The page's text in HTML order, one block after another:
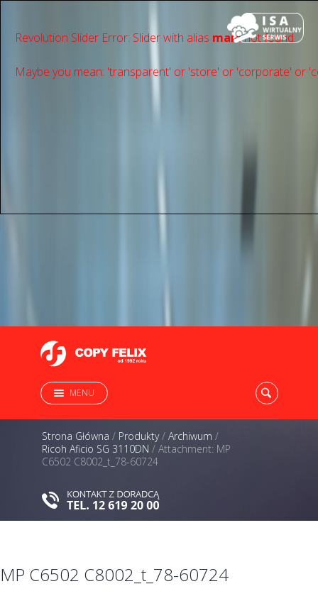
Revolution Slider Error: Slider with alias mainnot found.
Maybe you mean: 'transparent' or 'store' or 'сorporate' or
MENU
Strona Główna / Produkty/ Archiwum /
Ricoh Aficio SG 3110DN / Attachment: MP
C6502 C8002_t_78-60724
MP C6502 C8002_t_78-60724